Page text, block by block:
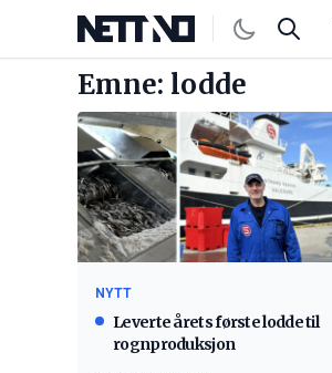
Emne: lodde
NYTT
Leverte årets første lodde til
rognproduksjon